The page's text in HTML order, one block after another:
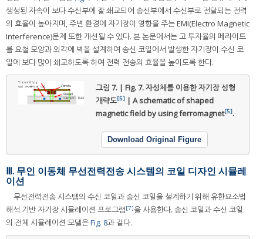
생성된 자속이 보다 수신부에 잘 쇄교되어 송신부에서 수신부로 전달되는 전력
의 효율이 높아지며, 주변 환경에 자기장이 영향을 주는 EMI(Electro Magnetic
Interference)문제 또한 개선될 수 있다. 본 논문에서는 고 투자율의 페라이트
를 요철 모양과 외각에 벽을 설계하여 송신 코일에서 발생한 자기장이 수신 코
일에 보다 많이 쇄교하도록 하여 전력 전송의 효율을 높이도록 한다.
그림 7. | Fig. 7.자성체를 이용한 자기장 성형
개략도[5]| A schematic of shaped
magnetic field by using ferromagnet[5].
Download Original Figure
Ⅲ. 무인 이동체 무선전력전송 시스템의 코일 디자인 시뮬레
이션
무선전력전송 시스템의 수신 코일과 송신 코일을 설계하기 위해 유한요소법
해석 기반 자기장 시뮬레이션 프로그램[7]을 사용한다. 송신 코일과 수신 코일
의 전체 시뮬레이션 모델은Fig. 8과 같다.